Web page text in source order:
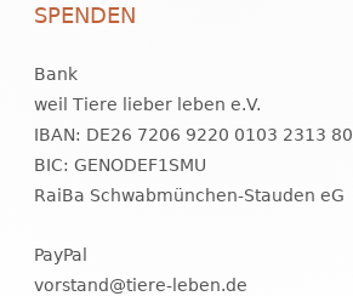
SPENDEN
Bank
weil Tiere lieber leben e.V.
IBAN: DE26 7206 9220 0103 2313 80
BIC: GENODEF1SMU
RaiBa Schwabmünchen-Stauden eG
PayPal
vorstand@tiere-leben.de